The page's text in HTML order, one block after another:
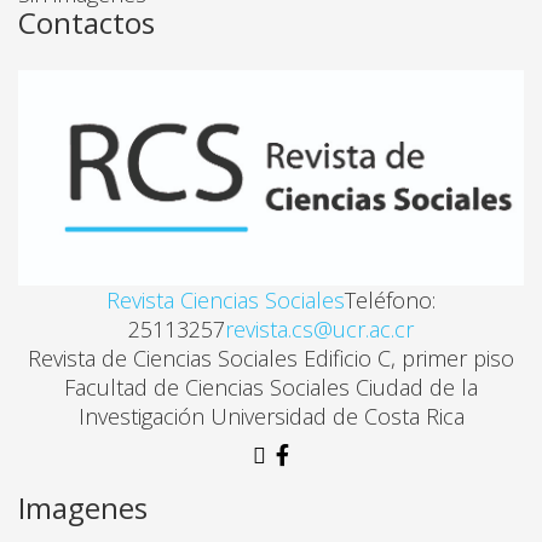
_________________ .
Sin otro particular, se despide
__________________________
Firma y cédula
Contactos
Revista Ciencias SocialesTeléfono:
25113257revista.cs@ucr.ac.cr
Revista de Ciencias Sociales Edificio C, primer piso
Facultad de Ciencias Sociales Ciudad de la
Investigación Universidad de Costa Rica
Imagenes